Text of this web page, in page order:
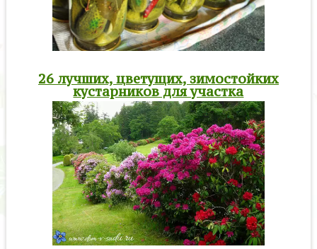
26 лучших, цветущих, зимостойких
кустарников для участка